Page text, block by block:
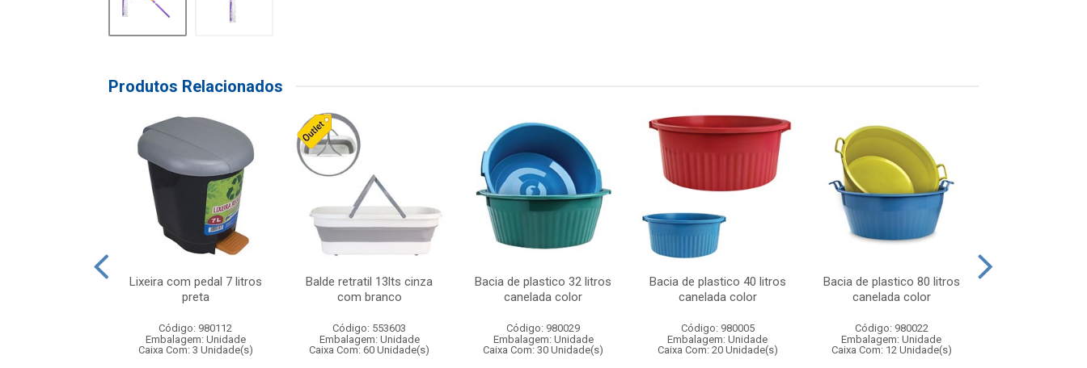
Produtos Relacionados
Lixeira com pedal 7 litros
preta
Código: 980112
Embalagem: Unidade
Caixa Com: 3 Unidade(s)
Balde retratil 13lts cinza
com branco
Código: 553603
Embalagem: Unidade
Caixa Com: 60 Unidade(s)
Bacia de plastico 32 litros
canelada color
Código: 980029
Embalagem: Unidade
Caixa Com: 30 Unidade(s)
Bacia de plastico 40 litros
canelada color
Código: 980005
Embalagem: Unidade
Caixa Com: 20 Unidade(s)
Bacia de plastico 80 litros
canelada color
Código: 980022
Embalagem: Unidade
Caixa Com: 12 Unidade(s)